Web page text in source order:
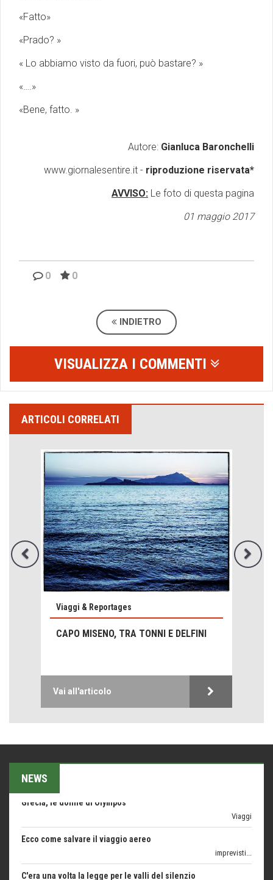
«Fatto»
«Prado? »
« Lo abbiamo visto da fuori, può bastare? »
«….»
«Bene, fatto. »
Autore: Gianluca Baronchelli
www.giornalesentire.it - riproduzione riservata*
AVVISO: Le foto di questa pagina
01 maggio 2017
0 0
INDIETRO
VISUALIZZA I COMMENTI
ARTICOLI CORRELATI
Viaggi & Reportages
CAPO MISENO, TRA TONNI E DELFINI
Vai all'articolo
NEWS
Emilio Isgrò, il cancellatore
ARTE militante
Come difendere la pelle dal sole
Proteggersi, sempre
Bolzano: L'Eisenhut Boutique Hotel
1500 anni dalla morte
Seconde case cambiano le scelte degli italiani
Trend
Trentodoc Festival, bollicine di montagna
Grecia, le donne di Olympos